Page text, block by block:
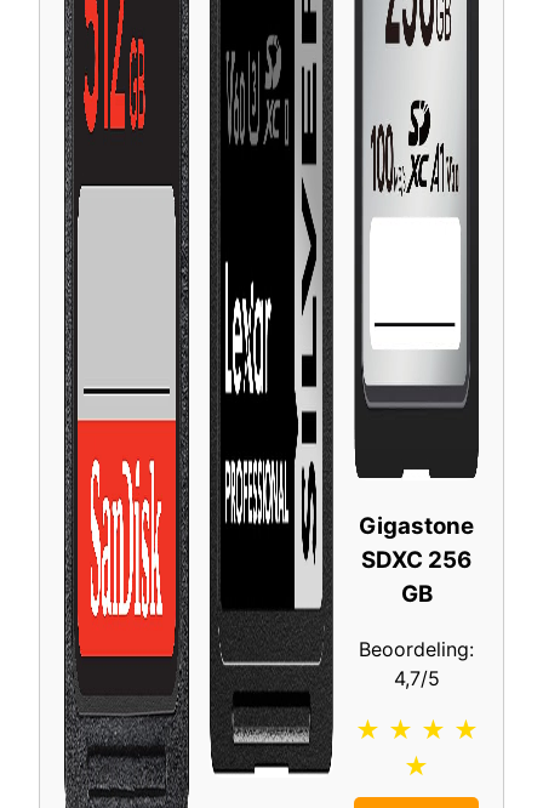
Gigastone
SDXC 256
GB
Beoordeling:
4,7/5
★ ★ ★ ★
★